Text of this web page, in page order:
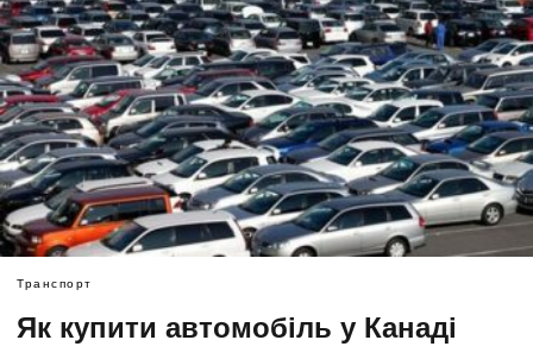
Транспорт
Як купити автомобіль у Канаді